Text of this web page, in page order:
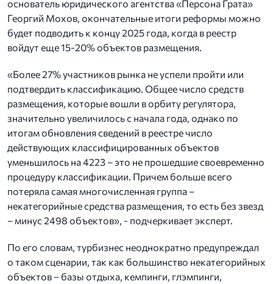
основатель юридического агентства «Персона Грата»
Георгий Мохов, окончательные итоги реформы можно
будет подводить к концу 2025 года, когда в реестр
войдут еще 15-20% объектов размещения.
«Более 27% участников рынка не успели пройти или
подтвердить классификацию. Общее число средств
размещения, которые вошли в орбиту регулятора,
значительно увеличилось с начала года, однако по
итогам обновления сведений в реестре число
действующих классифицированных объектов
уменьшилось на 4223 – это не прошедшие своевременно
процедуру классификации. Причем больше всего
потеряла самая многочисленная группа –
некатегорийные средства размещения, то есть без звезд
– минус 2498 объектов», - подчеркивает эксперт.
По его словам, турбизнес неоднократно предупреждал
о таком сценарии, так как большинство некатегорийных
объектов – базы отдыха, кемпинги, глэмпинги,